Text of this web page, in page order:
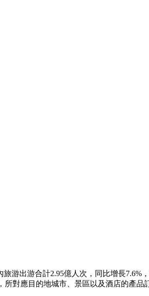
游出游合計2.95億人次，同比增長7.6%
對應目的地城市、景區以及酒店的產品